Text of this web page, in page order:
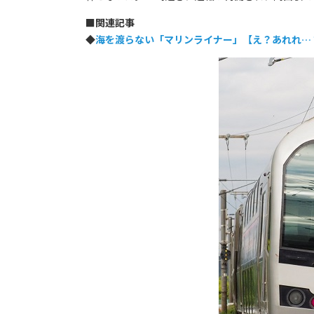
■関連記事
◆海を渡らない「マリンライナー」【え？あれれ…